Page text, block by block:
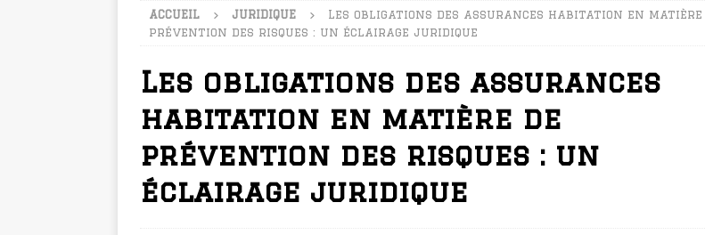
ACCUEIL JURIDIQUE
Les obligations des assurances habitation en matière
prévention des risques : un éclairage juridique
Les obligations des assurances
habitation en matière de
prévention des risques : un
éclairage juridique